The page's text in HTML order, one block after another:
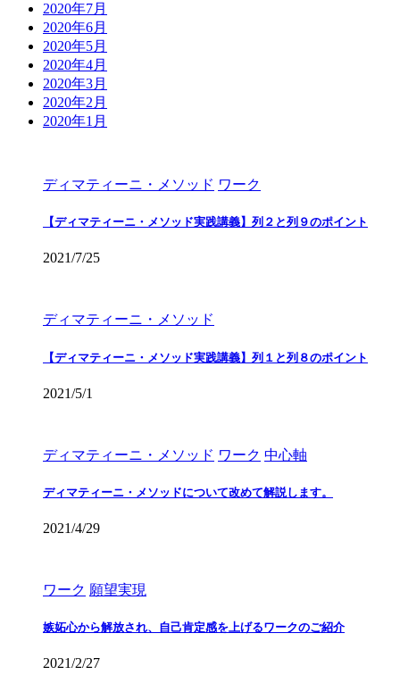
2020年7月
2020年6月
2020年5月
2020年4月
2020年3月
2020年2月
2020年1月
ディマティーニ・メソッド ワーク
【ディマティーニ・メソッド実践講義】列２と列９のポイント
2021/7/25
ディマティーニ・メソッド
【ディマティーニ・メソッド実践講義】列１と列８のポイント
2021/5/1
ディマティーニ・メソッド ワーク 中心軸
ディマティーニ・メソッドについて改めて解説します。
2021/4/29
ワーク 願望実現
嫉妬心から解放され、自己肯定感を上げるワークのご紹介
2021/2/27